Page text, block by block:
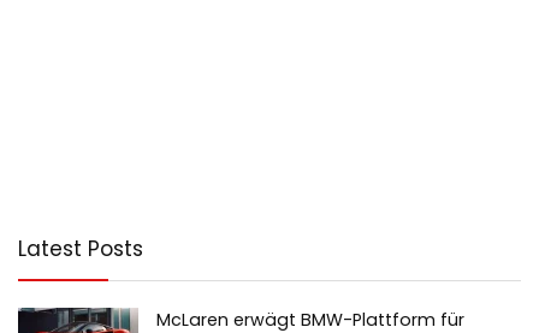
Latest Posts
McLaren erwägt BMW-Plattform für